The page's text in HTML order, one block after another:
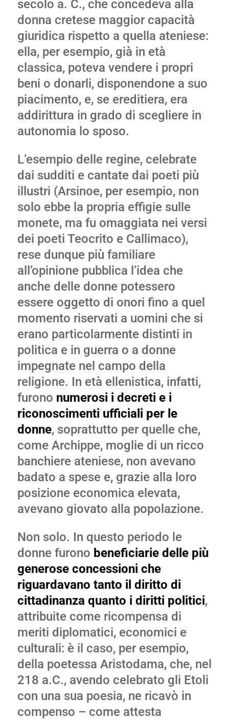
secolo a. C., che concedeva alla
donna cretese maggior capacità
giuridica rispetto a quella ateniese:
ella, per esempio, già in età
classica, poteva vendere i propri
beni o donarli, disponendone a suo
piacimento, e, se ereditiera, era
addirittura in grado di scegliere in
autonomia lo sposo.
L’esempio delle regine, celebrate
dai sudditi e cantate dai poeti più
illustri (Arsinoe, per esempio, non
solo ebbe la propria effigie sulle
monete, ma fu omaggiata nei versi
dei poeti Teocrito e Callimaco),
rese dunque più familiare
all’opinione pubblica l’idea che
anche delle donne potessero
essere oggetto di onori fino a quel
momento riservati a uomini che si
erano particolarmente distinti in
politica e in guerra o a donne
impegnate nel campo della
religione. In età ellenistica, infatti,
furono numerosi i decreti e i
riconoscimenti ufficiali per le
donne, soprattutto per quelle che,
come Archippe, moglie di un ricco
banchiere ateniese, non avevano
badato a spese e, grazie alla loro
posizione economica elevata,
avevano giovato alla popolazione.
Non solo. In questo periodo le
donne furono beneficiarie delle più
generose concessioni che
riguardavano tanto il diritto di
cittadinanza quanto i diritti politici,
attribuite come ricompensa di
meriti diplomatici, economici e
culturali: è il caso, per esempio,
della poetessa Aristodama, che, nel
218 a.C., avendo celebrato gli Etoli
con una sua poesia, ne ricavò in
compenso – come attesta